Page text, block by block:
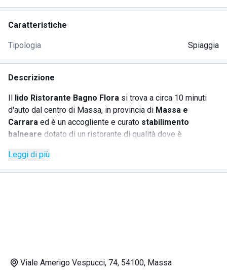
Caratteristiche
Tipologia Spiaggia
Descrizione
Il lido Ristorante Bagno Flora si trova a circa 10 minuti
d'auto dal centro di Massa, in provincia di Massa e
Carrara ed è un accogliente e curato stabilimento
balneare dotato di un ristorante di qualità dove è
Ilristorante
gentilezza di personale e proprietari farà il resto, poiché
L'accostamento con gli ottimi vini locali e con bevande di
Leggi di più
Viale Amerigo Vespucci, 74, 54100, Massa